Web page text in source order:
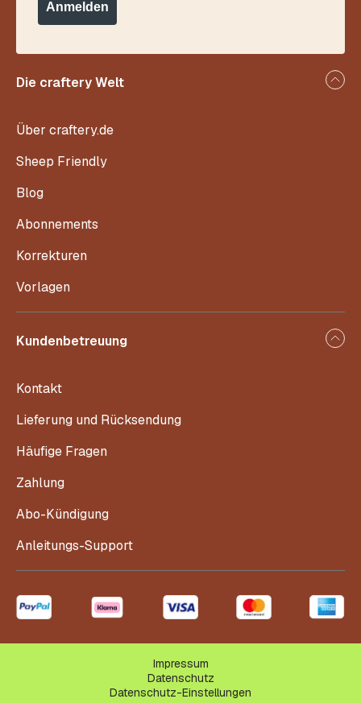
Die craftery Welt
Über craftery.de
Sheep Friendly
Blog
Abonnements
Korrekturen
Vorlagen
Kundenbetreuung
Kontakt
Lieferung und Rücksendung
Häufige Fragen
Zahlung
Abo-Kündigung
Anleitungs-Support
Anmelden
Impressum
Datenschutz
Datenschutz-Einstellungen